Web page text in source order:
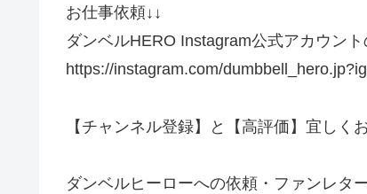
お仕事依頼↓↓
ダンベルHERO Instagram公式アカウン
https://instagram.com/
【チャンネル登録】と【高評価】宜しく
ダンベルヒーローへの依頼・ファンレタ